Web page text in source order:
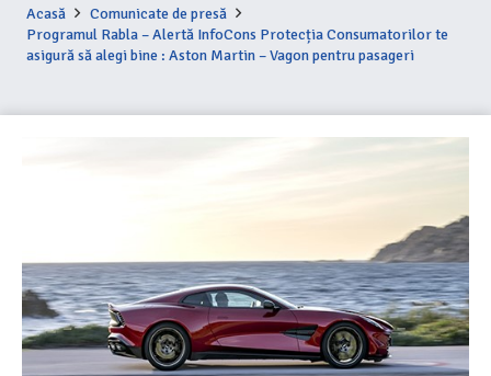
Acasă
Comunicate de presă
Programul Rabla – Alertă InfoCons Protecția Consumatorilor te
asigură să alegi bine : Aston Martin – Vagon pentru pasageri